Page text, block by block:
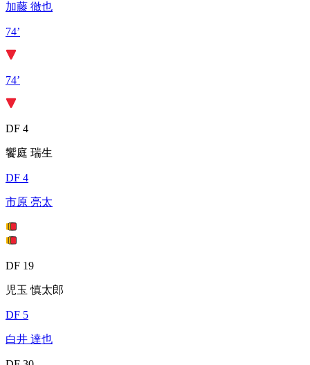
加藤 徹也
74’
74’
DF 4
饗庭 瑞生
DF 4
市原 亮太
DF 19
児玉 慎太郎
DF 5
白井 達也